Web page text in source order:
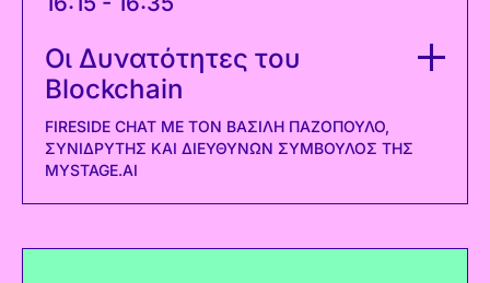
Οι Δυνατότητες του
Blockchain
FIRESIDE CHAT ΜΕ ΤΟΝ ΒΑΣΊΛΗ ΠΑΖΌΠΟΥΛΟ,
ΣΥΝΙΔΡΥΤΉΣ ΚΑΙ ΔΙΕΥΘΎΝΩΝ ΣΎΜΒΟΥΛΟΣ ΤΗΣ
MYSTAGE.AI